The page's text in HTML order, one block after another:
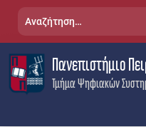
content
Τμήμα Ψηφιακών
Πανεπιστήμιο
Αναζήτηση